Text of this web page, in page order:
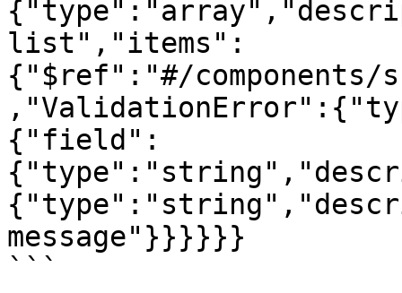
list","items":
{"$ref":"#/components/
{"field":
message"}}}}}}
```